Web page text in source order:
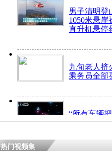
男子清明登
1050米悬崖
直升机悬停
九旬老人挤
乘务员全部
“所有车辆
开！”儿童
热门视频集